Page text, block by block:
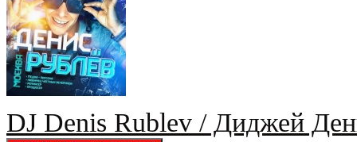
DJ Denis Rublev / Диджей